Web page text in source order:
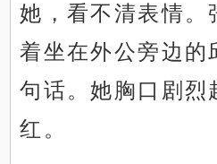
她，看不清表情。
着坐在外公旁边的
句话。她胸口剧烈
红。